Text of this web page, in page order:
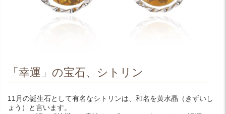
「幸運」の宝石、シトリン
11月の誕生石として有名なシトリンは、和名を黄水晶（きずいし
ょう）と言います。